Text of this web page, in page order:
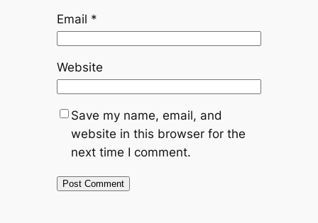
Email *
Website
Save my name, email, and
website in this browser for the
next time I comment.